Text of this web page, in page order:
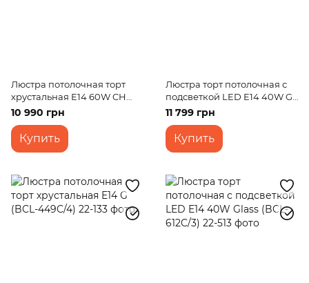
Люстра потолочная торт
хрустальная E14 60W CH
(BCL-365C/5)
10 990 грн
Купить
Люстра торт потолочная с
подсветкой LED E14 40W G
(BCL-631C/7)
11 799 грн
Купить